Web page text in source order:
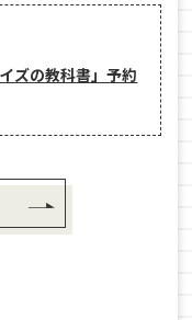
ズの教科書」予約